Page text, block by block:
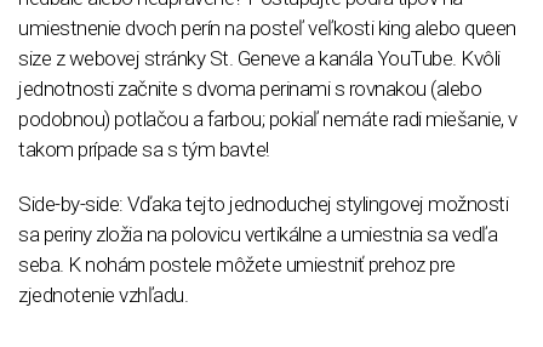
umiestnenie dvoch perín na posteľ veľkosti king alebo queen
size z webovej stránky St. Geneve a kanála YouTube. Kvôli
jednotnosti začnite s dvoma perinami s rovnakou (alebo
podobnou) potlačou a farbou; pokiaľ nemáte radi miešanie, v
takom prípade sa s tým bavte!
Side-by-side: Vďaka tejto jednoduchej stylingovej možnosti
sa periny zložia na polovicu vertikálne a umiestnia sa vedľa
seba. K nohám postele môžete umiestniť prehoz pre
zjednotenie vzhľadu.